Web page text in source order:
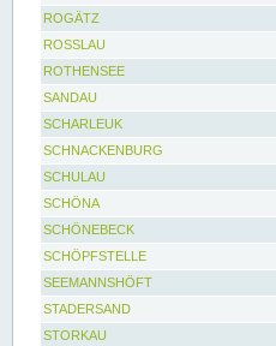
ROGÄTZ
ROSSLAU
ROTHENSEE
SANDAU
SCHARLEUK
SCHNACKENBURG
SCHULAU
SCHÖNA
SCHÖNEBECK
SCHÖPFSTELLE
SEEMANNSHÖFT
STADERSAND
STORKAU